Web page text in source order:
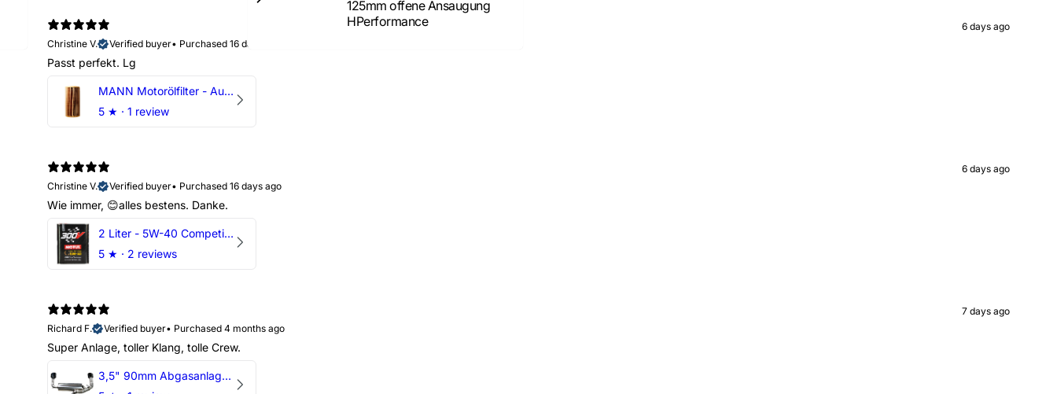
125mm offene Ansaugung
HPerformance
6 days ago
Christine V.
Verified buyer• Purchased 16 days ago
Passt perfekt. Lg
MANN Motorölfilter - Audi RS3 TTRS RSQ3 VZ5 - DAZ DNW
5 ★ · 1 review
6 days ago
Christine V.
Verified buyer• Purchased 16 days ago
Wie immer, 😊alles bestens. Danke.
2 Liter - 5W-40 Competition 300V Motul Motoröl
5 ★ · 2 reviews
7 days ago
Richard F.
Verified buyer• Purchased 4 months ago
Super Anlage, toller Klang, tolle Crew.
3,5" 90mm Abgasanlage AUDI RSQ3 DNWA 2.5 TFSI